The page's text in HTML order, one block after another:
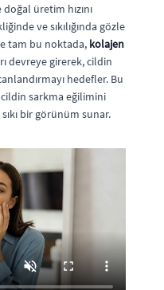
üretim hızını
ve sıkılığında gözle
tam bu noktada, kolajen
devreye girerek, cildin
hedefler. Bu
sarkma eğilimini
bir görünüm sunar.